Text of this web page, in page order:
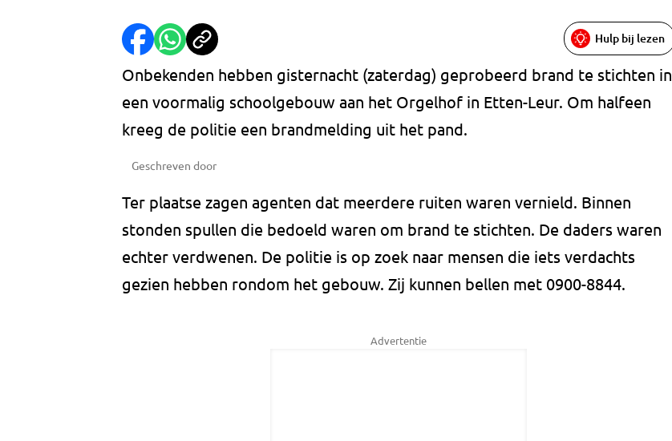
Hulp bij lezen
Onbekenden hebben gisternacht (zaterdag) geprobeerd brand te stichten in
een voormalig schoolgebouw aan het Orgelhof in Etten-Leur. Om halfeen
kreeg de politie een brandmelding uit het pand.
Geschreven door
Ter plaatse zagen agenten dat meerdere ruiten waren vernield. Binnen
stonden spullen die bedoeld waren om brand te stichten. De daders waren
echter verdwenen. De politie is op zoek naar mensen die iets verdachts
gezien hebben rondom het gebouw. Zij kunnen bellen met 0900-8844.
Advertentie